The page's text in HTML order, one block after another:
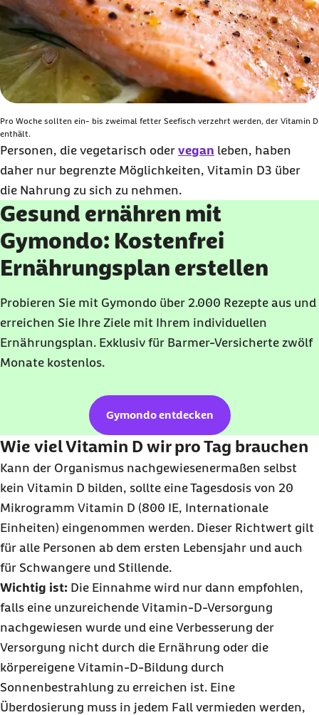
Pro Woche sollten ein- bis zweimal fetter Seefisch verzehrt werden, der Vitamin D
enthält.
Personen, die vegetarisch oder vegan leben, haben
daher nur begrenzte Möglichkeiten, Vitamin D3 über
die Nahrung zu sich zu nehmen.
Gesund ernähren mit
Gymondo: Kostenfrei
Ernährungsplan erstellen
Probieren Sie mit Gymondo über 2.000 Rezepte aus und
erreichen Sie Ihre Ziele mit Ihrem individuellen
Ernährungsplan. Exklusiv für Barmer-Versicherte zwölf
Monate kostenlos.
Gymondo entdecken
Wie viel Vitamin D wir pro Tag brauchen
Kann der Organismus nachgewiesenermaßen selbst
kein Vitamin D bilden, sollte eine Tagesdosis von 20
Mikrogramm Vitamin D (800 IE, Internationale
Einheiten) eingenommen werden. Dieser Richtwert gilt
für alle Personen ab dem ersten Lebensjahr und auch
für Schwangere und Stillende.
Wichtig ist: Die Einnahme wird nur dann empfohlen,
falls eine unzureichende Vitamin-D-Versorgung
nachgewiesen wurde und eine Verbesserung der
Versorgung nicht durch die Ernährung oder die
körpereigene Vitamin-D-Bildung durch
Sonnenbestrahlung zu erreichen ist. Eine
Überdosierung muss in jedem Fall vermieden werden,